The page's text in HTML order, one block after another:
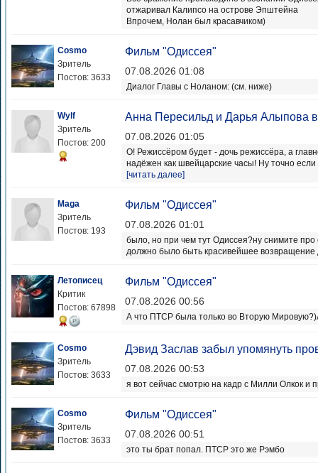
отжаривал Калипсо на острове Эпштейна
Впрочем, Нолан был красавчиком)
Cosmo
Зритель
Постов: 3633
Фильм "Одиссея"
07.08.2026 01:08
Диалог Главы с Ноланом: (см. ниже)
Wylf
Зритель
Постов: 200
Анна Пересильд и Дарья Алыпова
07.08.2026 01:05
О! Режиссёром будет - дочь режиссёра, а
надёжен как швейцарские часы! Ну точно если
[читать далее]
Maga
Зритель
Постов: 193
Фильм "Одиссея"
07.08.2026 01:01
было, но при чем тут Одиссея?ну снимите
должно было быть красивейшее возвращение
Летописец
Критик
Постов: 67898
Фильм "Одиссея"
07.08.2026 00:56
А что ПТСР была только во Вторую
Cosmo
Зритель
Постов: 3633
Дэвид Заслав забыл упомянуть
07.08.2026 00:53
я вот сейчас смотрю на кадр с Милли Олкок и
Cosmo
Зритель
Постов: 3633
Фильм "Одиссея"
07.08.2026 00:51
это ты брат попал. ПТСР это же Рэмбо